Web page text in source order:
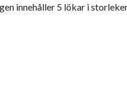
innehåller 5 lökar i